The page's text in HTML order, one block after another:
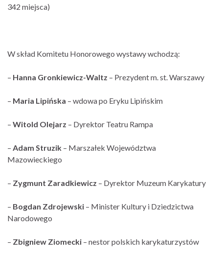
342 miejsca)
W skład Komitetu Honorowego wystawy wchodzą:
– Hanna Gronkiewicz-Waltz – Prezydent m. st. Warszawy
– Maria Lipińska – wdowa po Eryku Lipińskim
– Witold Olejarz – Dyrektor Teatru Rampa
– Adam Struzik – Marszałek Województwa
Mazowieckiego
– Zygmunt Zaradkiewicz – Dyrektor Muzeum Karykatury
– Bogdan Zdrojewski – Minister Kultury i Dziedzictwa
Narodowego
– Zbigniew Ziomecki – nestor polskich karykaturzystów